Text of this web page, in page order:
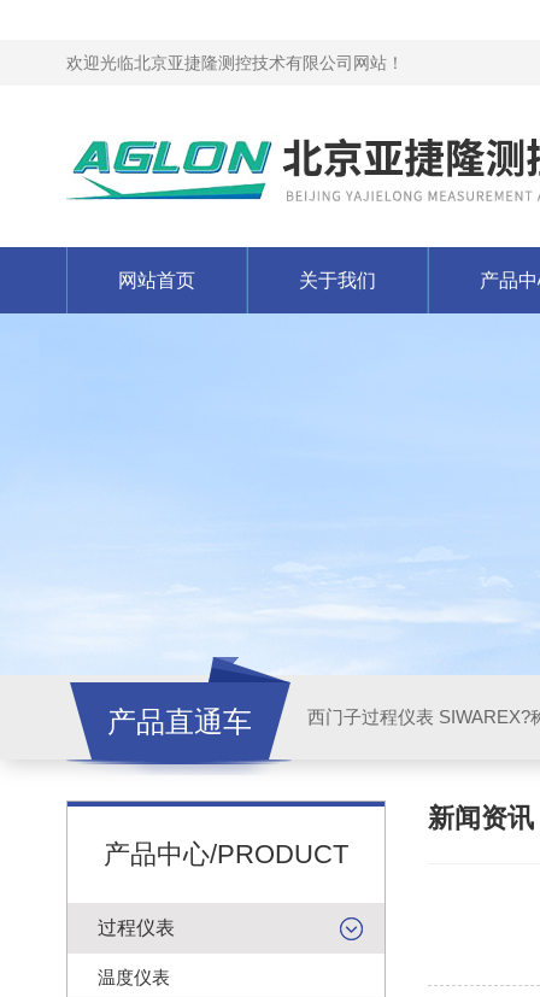
欢迎光临北京亚捷隆测控技术有限公司网站！
网站首页 关于我们 产品
产品直通车 西门子过程仪表 SIWAREX?
产品中心/PRODUCT
过程仪表
温度仪表
新闻资讯